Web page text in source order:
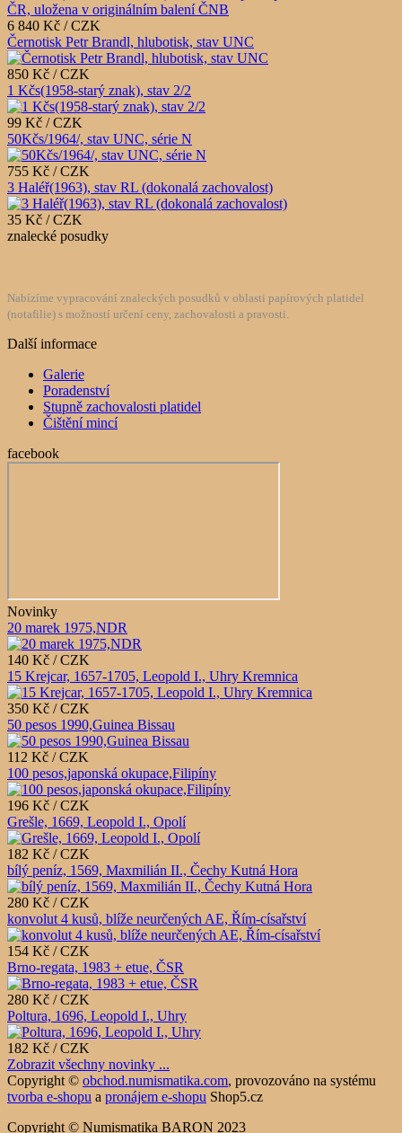
6 840 Kč / CZK
Černotisk Petr Brandl, hlubotisk, stav UNC
850 Kč / CZK
1 Kčs(1958-starý znak), stav 2/2
99 Kč / CZK
50Kčs/1964/, stav UNC, série N
755 Kč / CZK
3 Haléř(1963), stav RL (dokonalá zachovalost)
35 Kč / CZK
znalecké posudky
Nabízíme vypracování znaleckých posudků v oblasti papírových platidel
(notafilie) s možností určení ceny, zachovalosti a pravosti.
Další informace
Galerie
Poradenství
Stupně zachovalosti platidel
Čištění mincí
facebook
Novinky
20 marek 1975,NDR
140 Kč / CZK
15 Krejcar, 1657-1705, Leopold I., Uhry Kremnica
350 Kč / CZK
50 pesos 1990,Guinea Bissau
112 Kč / CZK
100 pesos,japonská okupace,Filipíny
196 Kč / CZK
Grešle, 1669, Leopold I., Opolí
182 Kč / CZK
bílý peníz, 1569, Maxmilián II., Čechy Kutná Hora
280 Kč / CZK
konvolut 4 kusů, blíže neurčených AE, Řím-císařství
154 Kč / CZK
Brno-regata, 1983 + etue, ČSR
280 Kč / CZK
Poltura, 1696, Leopold I., Uhry
182 Kč / CZK
Zobrazit všechny novinky ...
Copyright © obchod.numismatika.com, provozováno na systému
tvorba e-shopu a pronájem e-shopu Shop5.cz
Copyright © Numismatika BARON 2023